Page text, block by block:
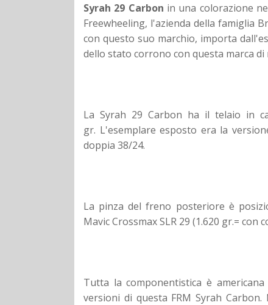
Syrah 29 Carbon in una colorazione
Freewheeling, l'azienda della famiglia
con questo suo marchio, importa
dello stato corrono con questa marca di
La Syrah 29 Carbon ha il telaio in
gr. L'esemplare esposto era la
doppia 38/24.
La pinza del freno posteriore è
Mavic Crossmax SLR 29 (1.620 gr.= con
Tutta la componentistica è
versioni di questa FRM Syrah